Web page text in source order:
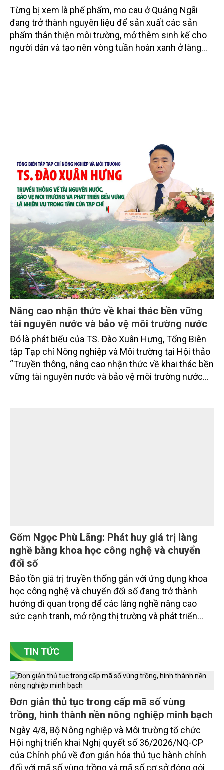
Từng bị xem là phế phẩm, mo cau ở Quảng Ngãi
đang trở thành nguyên liệu để sản xuất các sản
phẩm thân thiện môi trường, mở thêm sinh kế cho
người dân và tạo nên vòng tuần hoàn xanh ở làng
chén, dĩa... từ mo cau đã được thị trường trong nước
Nâng cao nhận thức về khai thác bền vững
tài nguyên nước và bảo vệ môi trường nước
Đó là phát biểu của TS. Đào Xuân Hưng, Tổng Biên
tập Tạp chí Nông nghiệp và Môi trường tại Hội thảo
“Truyền thông, nâng cao nhận thức về khai thác bền
vững tài nguyên nước và bảo vệ môi trường nước
trường phối hợp với Sở Nông nghiệp và Môi trường
Gốm Ngọc Phù Lãng: Phát huy giá trị làng
nghề bằng khoa học công nghệ và chuyển
đổi số
Bảo tồn giá trị truyền thống gắn với ứng dụng khoa
học công nghệ và chuyển đổi số đang trở thành
hướng đi quan trọng để các làng nghề nâng cao
bền vững. Tại làng gốm Phù Lãng, xã Phù Lãng, tỉnh
Bắc Ninh, nhiều nghệ nhân và cơ sở sản xuất đã
chủ động đổi mới tư duy, đầu tư công nghệ, xây
dựng thương hiệu trên nền tảng giá trị truyền thống.
TIN TỨC
Đơn giản thủ tục trong cấp mã số vùng
trồng, hình thành nền nông nghiệp minh bạch
Ngày 4/8, Bộ Nông nghiệp và Môi trường tổ chức
Hội nghị triển khai Nghị quyết số 36/2026/NQ-CP